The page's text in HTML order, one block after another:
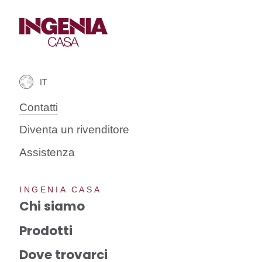
Contatti
Diventa un rivenditore
Assistenza
INGENIA CASA
Chi siamo
Prodotti
Dove trovarci